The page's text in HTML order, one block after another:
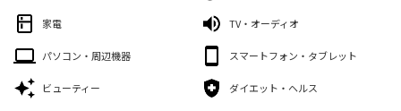
家電 TV・オーディオ
パソコン・周辺機器 スマートフォン・タブレット
ビューティー ダイエット・ヘルス